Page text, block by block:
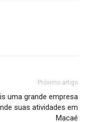
Próximo artigo
uma grande empresa
suas atividades em
Macaé